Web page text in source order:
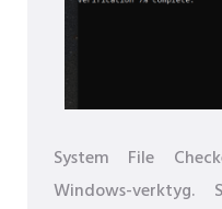
System File
Windows-